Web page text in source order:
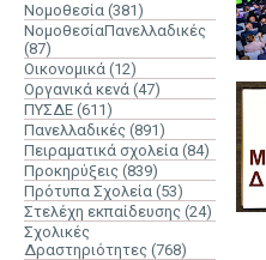
Νομοθεσία (381)
ΝομοθεσίαΠανελλαδικές
(87)
Οικονομικά (12)
Οργανικά κενά (47)
ΠΥΣΔΕ (611)
Πανελλαδικές (891)
Πειραματικά σχολεία (84)
Προκηρύξεις (839)
Πρότυπα Σχολεία (53)
Στελέχη εκπαίδευσης (24)
Σχολικές
Δραστηριότητες (768)